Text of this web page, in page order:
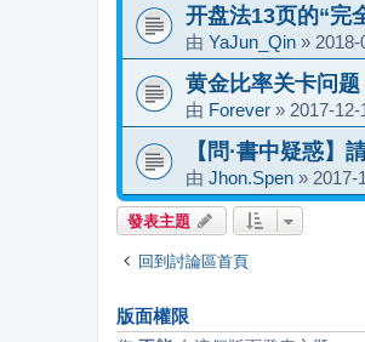
开盘法13页的“完
由 YaJun_Qin » 2018-
黄金比率关卡问题
由 Forever » 2017-
【問·書中疑惑】
由 Jhon.Spen » 2017-
發表主題
回到討論區首頁
版面權限